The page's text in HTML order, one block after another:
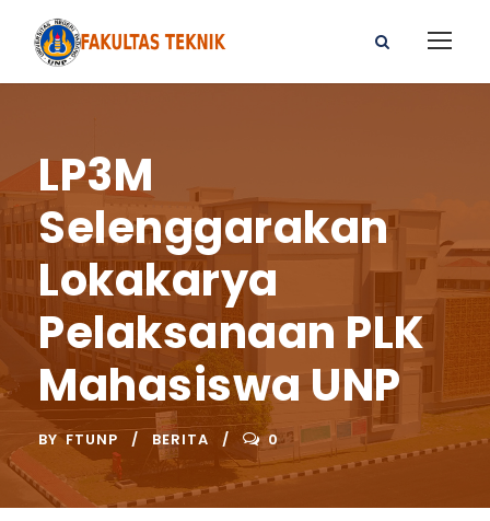
LP3M
Selenggarakan
Lokakarya
Pelaksanaan PLK
Mahasiswa UNP
BY FTUNP BERITA 0